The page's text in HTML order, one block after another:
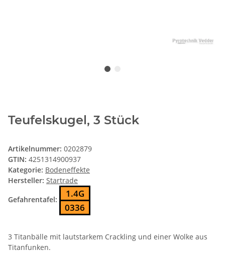
Teufelskugel, 3 Stück
Artikelnummer: 0202879
GTIN: 4251314900937
Kategorie: Bodeneffekte
Hersteller: Startrade
Gefahrentafel:
1.4G
0336
3 Titanbälle mit lautstarkem Crackling und einer Wolke aus
Titanfunken.